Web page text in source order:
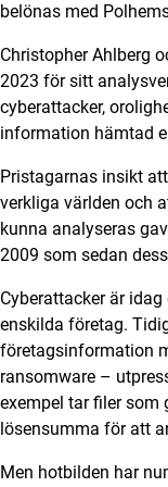
belönas med
Christopher Ahlberg
2023 för sitt
cyberattacker,
information hämtad
Pristagarnas insikt
verkliga världen och
kunna analyseras
2009 som sedan
Cyberattacker är
enskilda företag.
företagsinformation
ransomware –
exempel tar filer som
lösensumma för att
Men hotbilden har